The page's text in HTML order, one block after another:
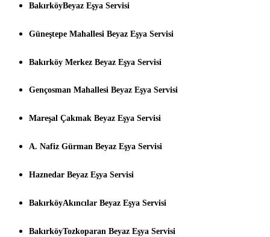
BakırköyBeyaz Eşya Servisi
Güneştepe Mahallesi Beyaz Eşya Servisi
Bakırköy Merkez Beyaz Eşya Servisi
Gençosman Mahallesi Beyaz Eşya Servisi
Mareşal Çakmak Beyaz Eşya Servisi
A. Nafiz Gürman Beyaz Eşya Servisi
Haznedar Beyaz Eşya Servisi
BakırköyAkıncılar Beyaz Eşya Servisi
BakırköyTozkoparan Beyaz Eşya Servisi